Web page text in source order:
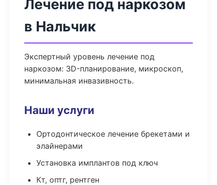
Лечение под наркозом
в Нальчик
Экспертный уровень лечение под
наркозом: 3D-планирование, микроскоп,
минимальная инвазивность.
Наши услуги
Ортодонтическое лечение брекетами и
элайнерами
Установка имплантов под ключ
Кт, оптг, рентген